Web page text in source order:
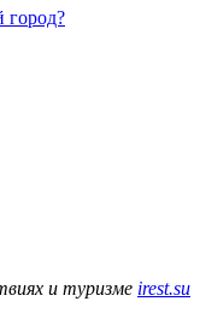
город?
и туризме irest.su